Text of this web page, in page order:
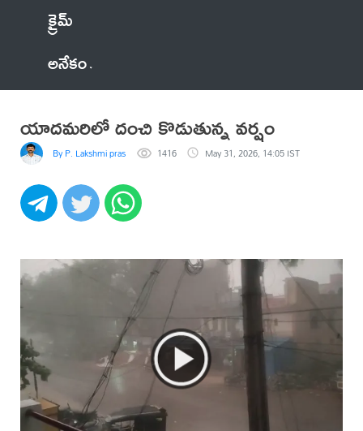
క్రైమ్
అనేకం
యాదమరిలో దంచి కొడుతున్న వర్షం
By P. Lakshmi prasad 1416 May 31, 2026, 14:05 IST